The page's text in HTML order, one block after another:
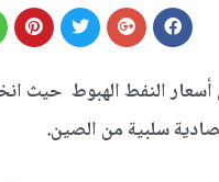
سلبية من الصين.